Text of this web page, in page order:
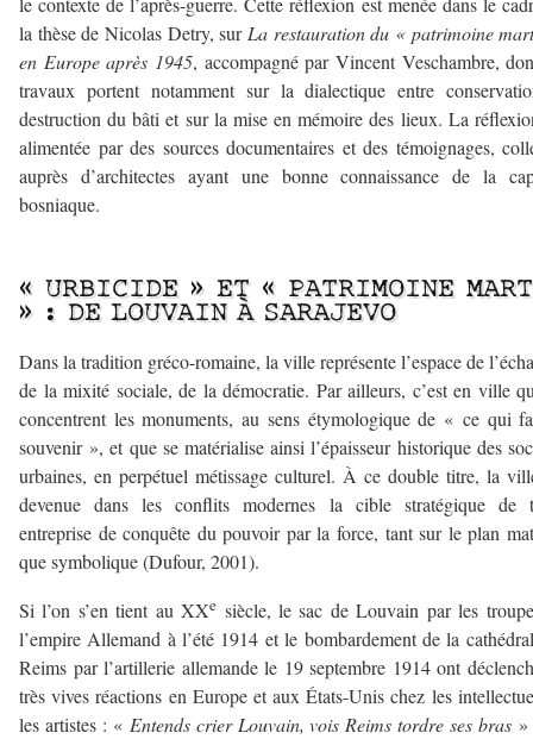
la thèse de Nicolas Detry, sur La restauration du « patrimoine
en Europe après 1945, accompagné par Vincent Veschambre,
travaux portent notamment sur la dialectique entre
destruction du bâti et sur la mise en mémoire des lieux. La
alimentée par des sources documentaires et des témoignages,
auprès d’architectes ayant une bonne connaissance de la
bosniaque.
« URBICIDE » ET « PATRIMOINE
» : DE LOUVAIN À SARAJEVO
Dans la tradition gréco-romaine, la ville représente l’espace de
de la mixité sociale, de la démocratie. Par ailleurs, c’est en ville
concentrent les monuments, au sens étymologique de « ce qui
souvenir », et que se matérialise ainsi l’épaisseur historique des
urbaines, en perpétuel métissage culturel. À ce double titre, la
devenue dans les conflits modernes la cible stratégique de
entreprise de conquête du pouvoir par la force, tant sur le plan
que symbolique (Dufour, 2001).
Si l’on s’en tient au XXe siècle, le sac de Louvain par les
l’empire Allemand à l’été 1914 et le bombardement de la
Reims par l’artillerie allemande le 19 septembre 1914 ont
très vives réactions en Europe et aux États-Unis chez les
les artistes : « Entends crier Louvain, vois Reims tordre ses bras